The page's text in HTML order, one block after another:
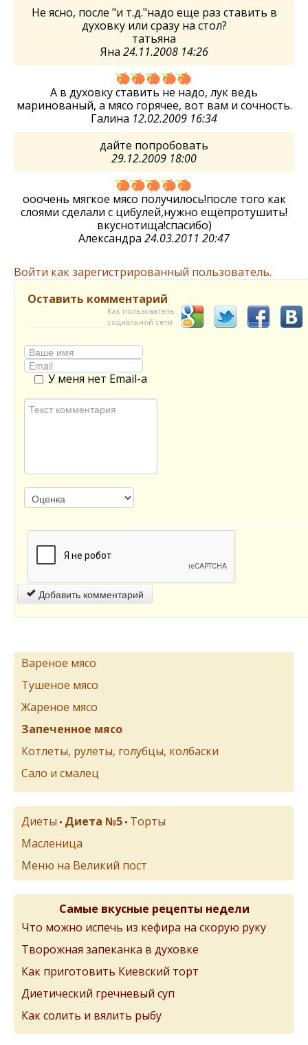
Не ясно, после "и т.д."надо еще раз ставить в
духовку или сразу на стол?
татьяна
Яна 24.11.2008 14:26
А в духовку ставить не надо, лук ведь
маринованый, а мясо горячее, вот вам и сочность.
Галина 12.02.2009 16:34
дайте попробовать
29.12.2009 18:00
ооочень мягкое мясо получилось!после того как
слоями сделали с цибулей,нужно ещёпротушить!
вкуснотища!спасибо)
Александра 24.03.2011 20:47
Войти как зарегистрированный пользователь.
Оставить комментарий
Как пользователь
социальной сети
У меня нет Email-а
Добавить комментарий
Вареное мясо
Тушеное мясо
Жареное мясо
Запеченное мясо
Котлеты, рулеты, голубцы, колбаски
Сало и смалец
Диеты • Диета №5 • Торты
Масленица
Меню на Великий пост
Самые вкусные рецепты недели
Что можно испечь из кефира на скорую руку
Творожная запеканка в духовке
Как приготовить Киевский торт
Диетический гречневый суп
Как солить и вялить рыбу